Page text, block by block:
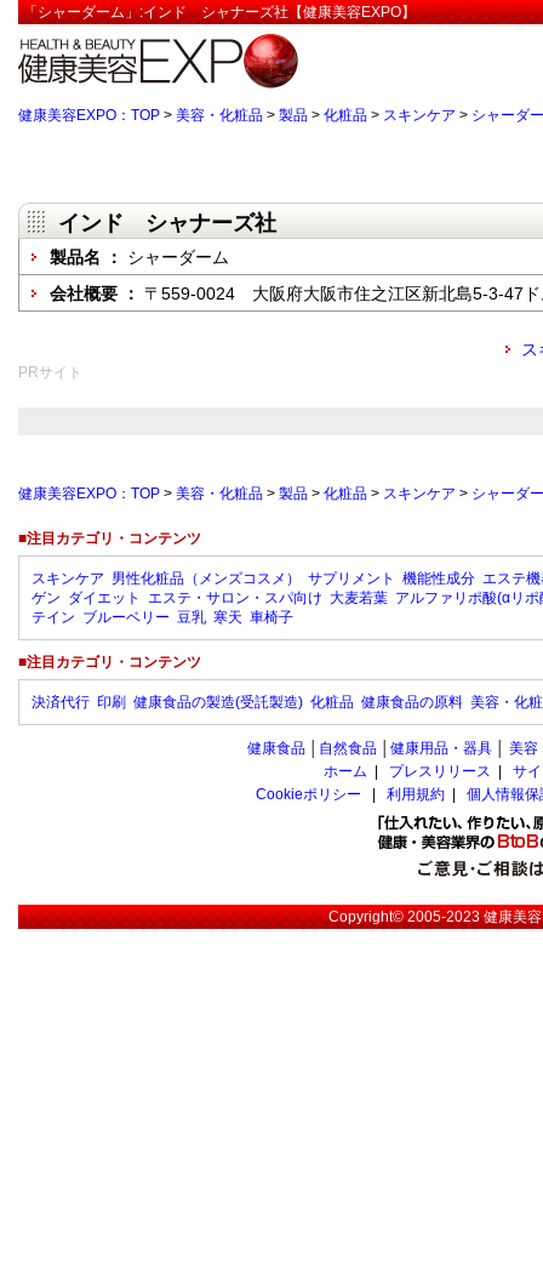
「シャーダーム」:インド シャナーズ社【健康美容EXPO】
健康美容EXPO：TOP > 美容・化粧品 > 製品 > 化粧品 > スキンケア > シャーダ
インド シャナーズ社
製品名 ： シャーダーム
会社概要 ： 〒559-0024 大阪府大阪市住之江区新北島5-3-47
PRサイト
健康美容EXPO：TOP > 美容・化粧品 > 製品 > 化粧品 > スキンケア > シャーダ
■注目カテゴリ・コンテンツ
スキンケア 男性化粧品（メンズコスメ） サプリメント 機能性成分 エステ
ゲン ダイエット エステ・サロン・スパ向け 大麦若葉 アルファリポ酸(αリポ
テイン ブルーベリー 豆乳 寒天 車椅子
■注目カテゴリ・コンテンツ
決済代行 印刷 健康食品の製造(受託製造) 化粧品 健康食品の原料 美容・化
健康食品 自然食品 健康用品・器具 美容
ホーム
プレスリリース
サ
Cookieポリシー
利用規約 個人情報
Copyright© 2005-2023健康美